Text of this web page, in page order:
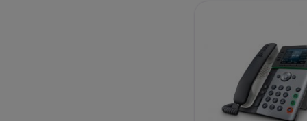
standen en optie
wandmontage